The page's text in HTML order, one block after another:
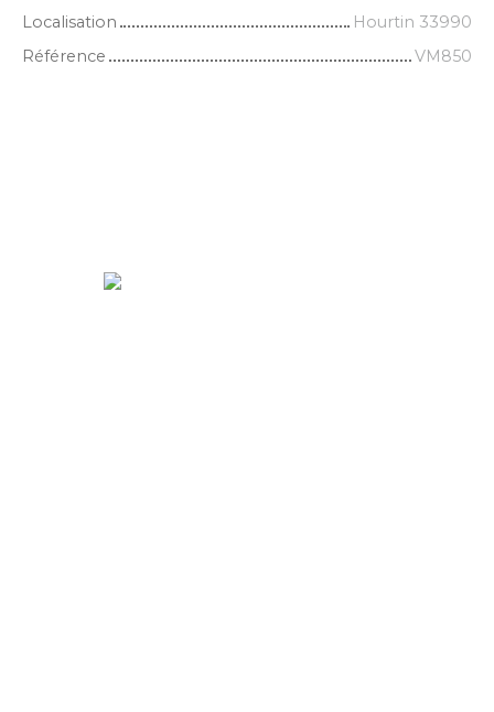
Localisation
Hourtin 33990
Référence
VM850